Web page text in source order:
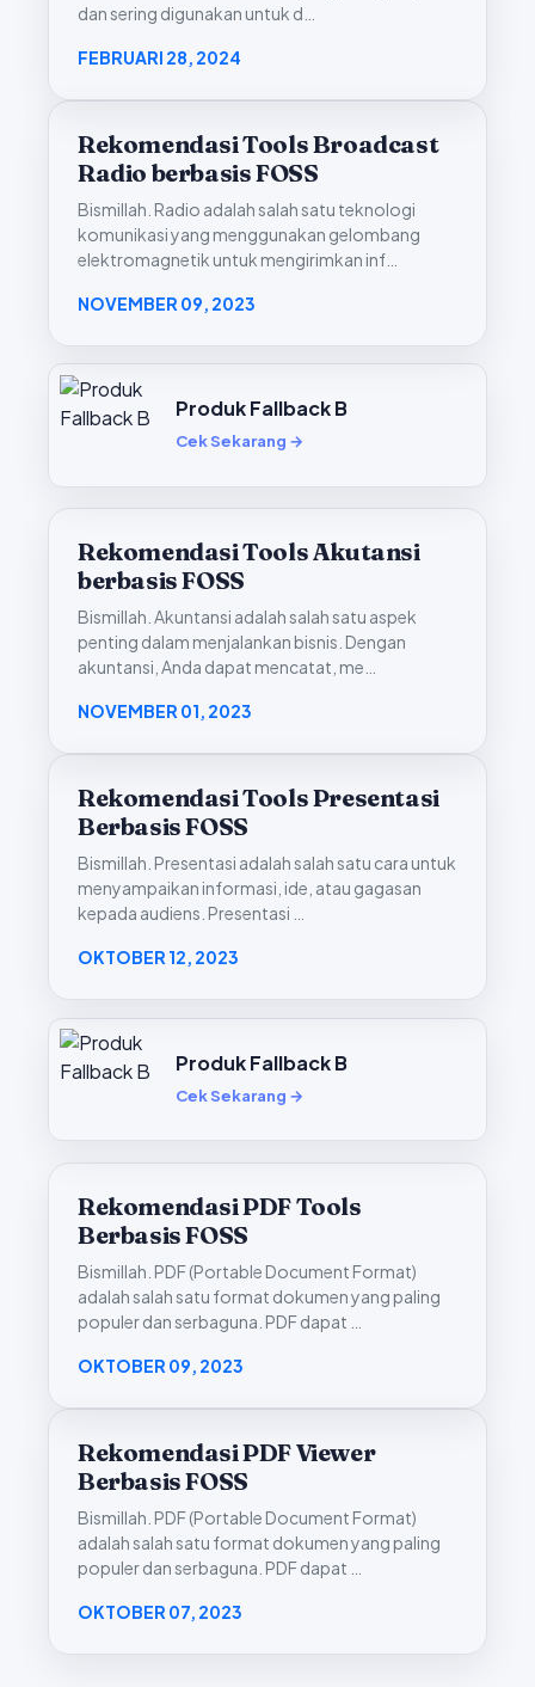
dan sering digunakan untuk d…
FEBRUARI 28, 2024
Rekomendasi Tools Broadcast
Radio berbasis FOSS
Bismillah. Radio adalah salah satu teknologi
komunikasi yang menggunakan gelombang
elektromagnetik untuk mengirimkan inf…
NOVEMBER 09, 2023
Produk Fallback B
Cek Sekarang →
Rekomendasi Tools Akutansi
berbasis FOSS
Bismillah. Akuntansi adalah salah satu aspek
penting dalam menjalankan bisnis. Dengan
akuntansi, Anda dapat mencatat, me…
NOVEMBER 01, 2023
Rekomendasi Tools Presentasi
Berbasis FOSS
Bismillah. Presentasi adalah salah satu cara untuk
menyampaikan informasi, ide, atau gagasan
kepada audiens. Presentasi …
OKTOBER 12, 2023
Produk Fallback B
Cek Sekarang →
Rekomendasi PDF Tools
Berbasis FOSS
Bismillah. PDF (Portable Document Format)
adalah salah satu format dokumen yang paling
populer dan serbaguna. PDF dapat …
OKTOBER 09, 2023
Rekomendasi PDF Viewer
Berbasis FOSS
Bismillah. PDF (Portable Document Format)
adalah salah satu format dokumen yang paling
populer dan serbaguna. PDF dapat …
OKTOBER 07, 2023